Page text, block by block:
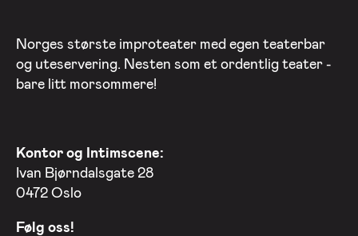
Norges største improteater med egen teaterbar
og uteservering. Nesten som et ordentlig teater -
bare litt morsommere!
Kontor og Intimscene:
Ivan Bjørndalsgate 28
0472 Oslo
Følg oss!